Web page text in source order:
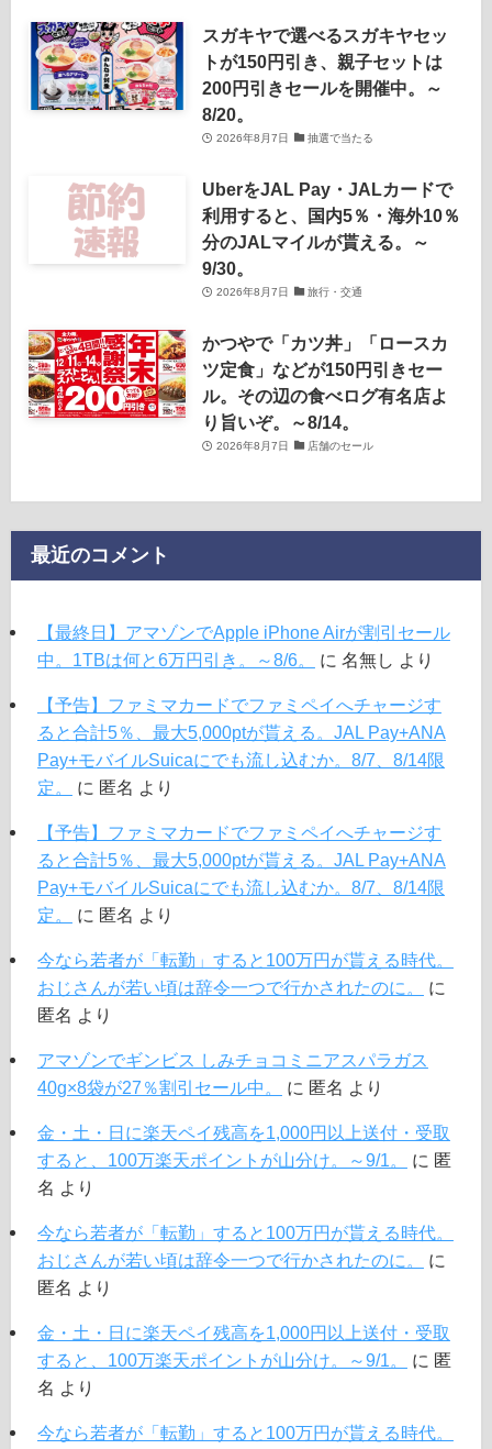
スガキヤで選べるスガキヤセッ
トが150円引き、親子セットは
200円引きセールを開催中。～
8/20。
2026年8月7日 抽選で当たる
UberをJAL Pay・JALカードで
利用すると、国内5％・海外10％
分のJALマイルが貰える。～
9/30。
2026年8月7日 旅行・交通
かつやで「カツ丼」「ロースカ
ツ定食」などが150円引きセー
ル。その辺の食べログ有名店よ
り旨いぞ。～8/14。
2026年8月7日 店舗のセール
最近のコメント
【最終日】アマゾンでApple iPhone Airが割引セール
中。1TBは何と6万円引き。～8/6。
に 名無し より
【予告】ファミマカードでファミペイへチャージす
ると合計5％、最大5,000ptが貰える。JAL Pay+ANA
Pay+モバイルSuicaにでも流し込むか。8/7、8/14限
定。
に 匿名 より
【予告】ファミマカードでファミペイへチャージす
ると合計5％、最大5,000ptが貰える。JAL Pay+ANA
Pay+モバイルSuicaにでも流し込むか。8/7、8/14限
定。
に 匿名 より
今なら若者が「転勤」すると100万円が貰える時代。
おじさんが若い頃は辞令一つで行かされたのに。
に
匿名 より
アマゾンでギンビス しみチョコミニアスパラガス
40g×8袋が27％割引セール中。
に 匿名 より
金・土・日に楽天ペイ残高を1,000円以上送付・受取
すると、100万楽天ポイントが山分け。～9/1。
に 匿
名 より
今なら若者が「転勤」すると100万円が貰える時代。
おじさんが若い頃は辞令一つで行かされたのに。
に
匿名 より
金・土・日に楽天ペイ残高を1,000円以上送付・受取
すると、100万楽天ポイントが山分け。～9/1。
に 匿
名 より
今なら若者が「転勤」すると100万円が貰える時代。